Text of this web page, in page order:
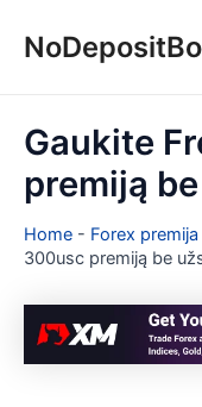
prie
Gaukite
premiją
Home - Forex
300usc premiją be